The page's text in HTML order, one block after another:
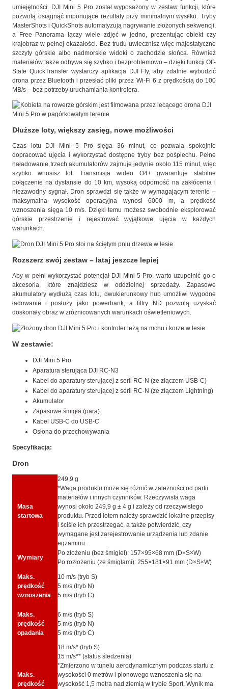
umiejętności. DJI Mini 5 Pro został wyposażony w zestaw funkcji, które
pozwolą osiągnąć imponujące rezultaty przy minimalnym wysiłku. Tryby
MasterShots i QuickShots automatyzują nagrywanie złożonych sekwencji,
a Free Panorama łączy wiele zdjęć w jedno, prezentując obiekt czy
krajobraz w pełnej okazałości. Bez trudu uwiecznisz więc majestatyczne
szczyty górskie albo nadmorskie widoki o zachodzie słońca. Również
materiałów także odbywa się szybko i bezproblemowo – dzięki funkcji Off-
State QuickTransfer wystarczy aplikacja DJI Fly, aby zdalnie wybudzić
drona przez Bluetooth i przesłać pliki przez Wi-Fi 6 z prędkością do 100
MB/s – bez potrzeby uruchamiania kontrolera.
Dłuższe loty, większy zasięg, nowe możliwości
Czas lotu DJI Mini 5 Pro sięga 36 minut, co pozwala spokojnie
dopracować ujęcia i wykorzystać dostępne tryby bez pośpiechu. Pełne
naładowanie trzech akumulatorów zajmuje jedynie około 115 minut, więc
szybko wnosisz lot. Transmisja wideo O4+ gwarantuje stabilne
połączenie na dystansie do 10 km, wysoką odporność na zakłócenia i
niezawodny sygnał. Dron sprawdzi się także w wymagającym terenie –
maksymalna wysokość operacyjna wynosi 6000 m, a prędkość
wznoszenia sięga 10 m/s. Dzięki temu możesz swobodnie eksplorować
górskie przestrzenie i rejestrować wyjątkowe ujęcia w każdych
warunkach.
Rozszerz swój zestaw – lataj jeszcze lepiej
Aby w pełni wykorzystać potencjał DJI Mini 5 Pro, warto uzupełnić go o
akcesoria, które znajdziesz w oddzielnej sprzedaży. Zapasowe
akumulatory wydłużą czas lotu, dwukierunkowy hub umożliwi wygodne
ładowanie i posłuży jako powerbank, a filtry ND pozwolą uzyskać
doskonały obraz w zróżnicowanych warunkach oświetleniowych.
W zestawie:
DJI Mini 5 Pro
Aparatura sterująca DJI RC-N3
Kabel do aparatury sterującej z serii RC-N (ze złączem USB-C)
Kabel do aparatury sterującej z serii RC-N (ze złączem Lightning)
Akumulator
Zapasowe śmigła (para)
Kabel USB-C do USB-C
Osłona do przechowywania
Specyfikacja:
Dron
Masa
startowa
249,9 g
*Waga produktu może się różnić w zależności od partii
materiałów i innych czynników. Rzeczywista waga
wynosi około 249,9 g ± 4 g i zależy od rzeczywistego
produktu. Przed lotem należy sprawdzić lokalne przepisy
i ściśle ich przestrzegać, a także potwierdzić, czy
wymagane jest zarejestrowanie urządzenia lub zdanie
egzaminu.
Wymiary
Po złożeniu (bez śmigieł): 157×95×68 mm (D×S×W)
Po rozłożeniu (ze śmigłami): 255×181×91 mm (D×S×W)
Maks.
prędkość
wznoszenia
10 m/s (tryb S)
5 m/s (tryb N)
5 m/s (tryb C)
Maks.
prędkość
opadania
6 m/s (tryb S)
5 m/s (tryb N)
5 m/s (tryb C)
Maks.
prędkość
18 m/s* (tryb S)
15 m/s** (status śledzenia)
*Zmierzono w tunelu aerodynamicznym podczas startu z
wysokości 0 metrów i pionowego wznoszenia się na
wysokość 1,5 metra nad ziemią w trybie Sport. Wynik ma